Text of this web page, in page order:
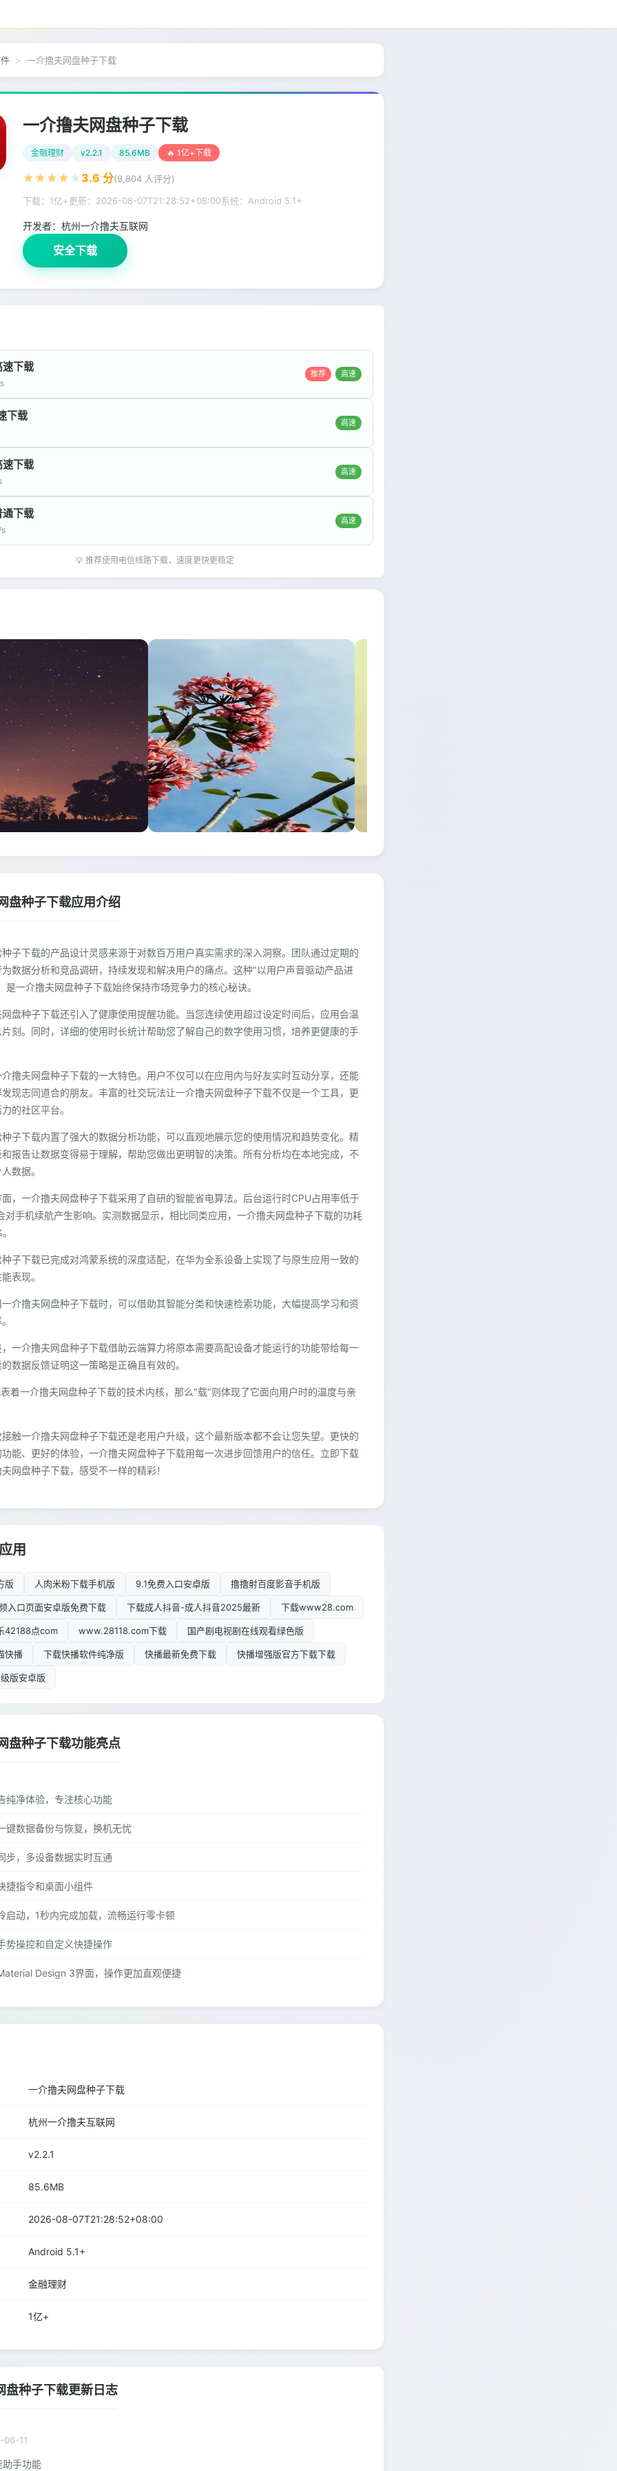
一介撸夫网盘种子下载
一介撸夫网盘种子下载
金融理财 v2.2.1 85.6MB 🔥 1亿+下载
★ ★ ★ ★ ★ 3.6 分(9,804 人评分)
下载：1亿+更新： 2026-08-07T21:28:52+08:00系统：Android 5.1+
开发者： 杭州一介撸夫互联网
安全下载
速下载
推荐 高速
下载
高速
速下载
高速
通下载
高速
💡 推荐使用电信线路下载，速度更快更稳定
盘种子下载应用介绍
子下载的产品设计灵感来源于对数百万用户真实需求的深入洞察。团队通过定期的
数据分析和竞品调研，持续发现和解决用户的痛点。这种"以用户声音驱动产品进
是一介撸夫网盘种子下载始终保持市场竞争力的核心秘诀。
盘种子下载还引入了健康使用提醒功能。当您连续使用超过设定时间后，应用会温
刻。同时，详细的使用时长统计帮助您了解自己的数字使用习惯，培养更健康的手
撸夫网盘种子下载的一大特色。用户不仅可以在应用内与好友实时互动分享，还能
现志同道合的朋友。丰富的社交玩法让一介撸夫网盘种子下载不仅是一个工具，更
的社区平台。
子下载内置了强大的数据分析功能，可以直观地展示您的使用情况和趋势变化。精
报告让数据变得易于理解，帮助您做出更明智的决策。所有分析均在本地完成，不
数据。
，一介撸夫网盘种子下载采用了自研的智能省电算法。后台运行时CPU占用率低于
对手机续航产生影响。实测数据显示，相比同类应用，一介撸夫网盘种子下载的功耗
子下载已完成对鸿蒙系统的深度适配，在华为全系设备上实现了与原生应用一致的
表现。
介撸夫网盘种子下载时，可以借助其智能分类和快速检索功能，大幅提高学习和资
一介撸夫网盘种子下载借助云端算力将原本需要高配设备才能运行的功能带给每一
数据反馈证明这一策略是正确且有效的。
着一介撸夫网盘种子下载的技术内核，那么"载"则体现了它面向用户时的温度与亲
触一介撸夫网盘种子下载还是老用户升级，这个最新版本都不会让您失望。更快的
能、更好的体验，一介撸夫网盘种子下载用每一次进步回馈用户的信任。立即下载
网盘种子下载，感受不一样的精彩！
用
版 人肉米粉下载手机版 9.1免费入口安卓版 撸撸射百度影音手机版
入口页面安卓版免费下载 下载成人抖音-成人抖音2025最新 下载www28.com
42188点com www.28118.com下载 国产剧电视剧在线观看绿色版
快播 下载快播软件纯净版 快播最新免费下载 快播增强版官方下载下载
版安卓版
盘种子下载功能亮点
纯净体验，专注核心功能
键数据备份与恢复，换机无忧
步，多设备数据实时互通
捷指令和桌面小组件
启动，1秒内完成加载，流畅运行零卡顿
势操控和自定义快捷操作
Design 3界面，操作更加直观便捷
一介撸夫网盘种子下载
杭州一介撸夫互联网
v2.2.1
85.6MB
2026-08-07T21:28:52+08:00
Android 5.1+
金融理财
1亿+
盘种子下载更新日志
11
助手功能